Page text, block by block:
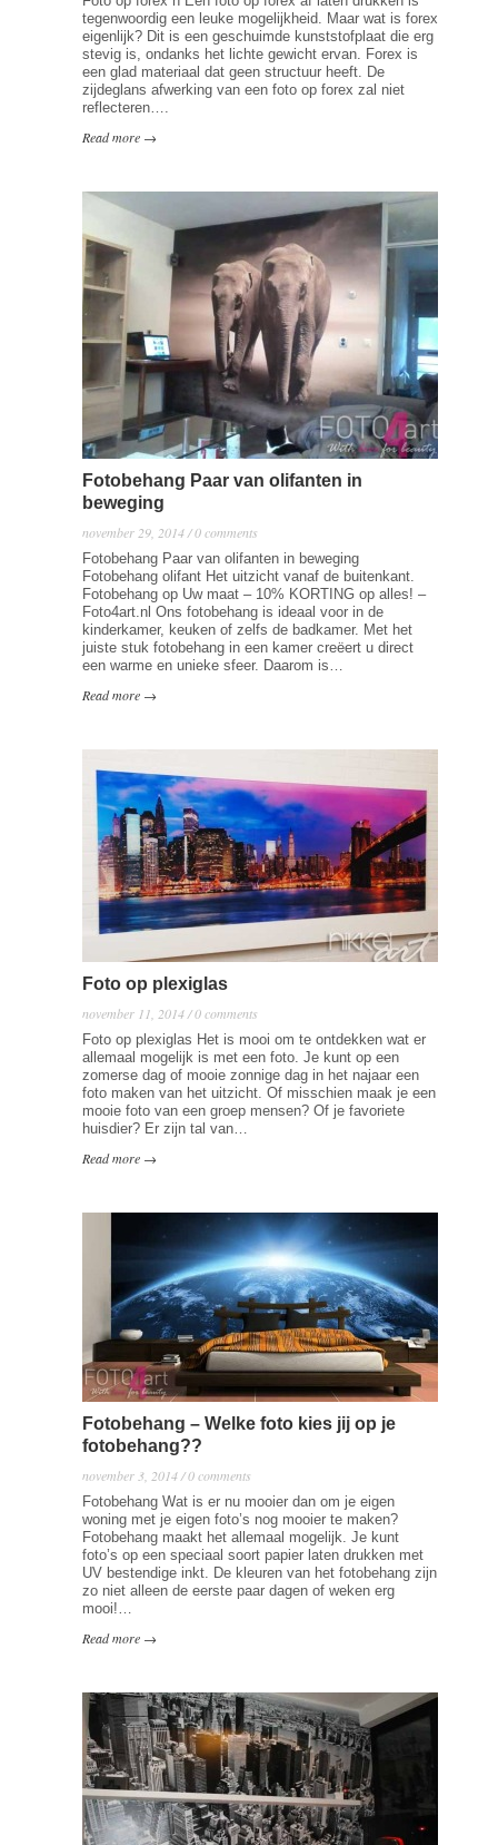
tegenwoordig een leuke mogelijkheid. Maar wat is forex
eigenlijk? Dit is een geschuimde kunststofplaat die erg
stevig is, ondanks het lichte gewicht ervan. Forex is
een glad materiaal dat geen structuur heeft. De
zijdeglans afwerking van een foto op forex zal niet
reflecteren….
Read more →
Fotobehang Paar van olifanten in
beweging
november 29, 2014 / 0 comments
Fotobehang Paar van olifanten in beweging
Fotobehang olifant Het uitzicht vanaf de buitenkant.
Fotobehang op Uw maat – 10% KORTING op alles! –
Foto4art.nl Ons fotobehang is ideaal voor in de
kinderkamer, keuken of zelfs de badkamer. Met het
juiste stuk fotobehang in een kamer creëert u direct
een warme en unieke sfeer. Daarom is…
Read more →
Foto op plexiglas
november 11, 2014 / 0 comments
Foto op plexiglas Het is mooi om te ontdekken wat er
allemaal mogelijk is met een foto. Je kunt op een
zomerse dag of mooie zonnige dag in het najaar een
foto maken van het uitzicht. Of misschien maak je een
mooie foto van een groep mensen? Of je favoriete
huisdier? Er zijn tal van…
Read more →
Fotobehang – Welke foto kies jij op je
fotobehang??
november 3, 2014 / 0 comments
Fotobehang Wat is er nu mooier dan om je eigen
woning met je eigen foto’s nog mooier te maken?
Fotobehang maakt het allemaal mogelijk. Je kunt
foto’s op een speciaal soort papier laten drukken met
UV bestendige inkt. De kleuren van het fotobehang zijn
zo niet alleen de eerste paar dagen of weken erg
mooi!…
Read more →